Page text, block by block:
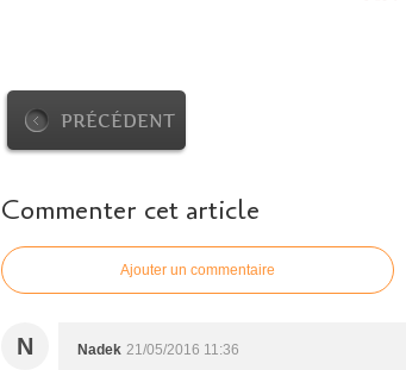
PRÉCÉDENT
Commenter cet article
Ajouter un commentaire
N Nadek 21/05/2016 11:36